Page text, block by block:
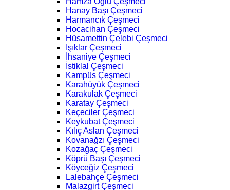
Hanay Başı Çeşmeci
Harmancık Çeşmeci
Hocacihan Çeşmeci
Hüsamettin Çelebi Çeşmeci
Işıklar Çeşmeci
İhsaniye Çeşmeci
İstiklal Çeşmeci
Kampüs Çeşmeci
Karahüyük Çeşmeci
Karakulak Çeşmeci
Karatay Çeşmeci
Keçeciler Çeşmeci
Keykubat Çeşmeci
Kılıç Aslan Çeşmeci
Kovanağzı Çeşmeci
Kozağaç Çeşmeci
Köprü Başı Çeşmeci
Köyceğiz Çeşmeci
Lalebahçe Çeşmeci
Malazgirt Çeşmeci